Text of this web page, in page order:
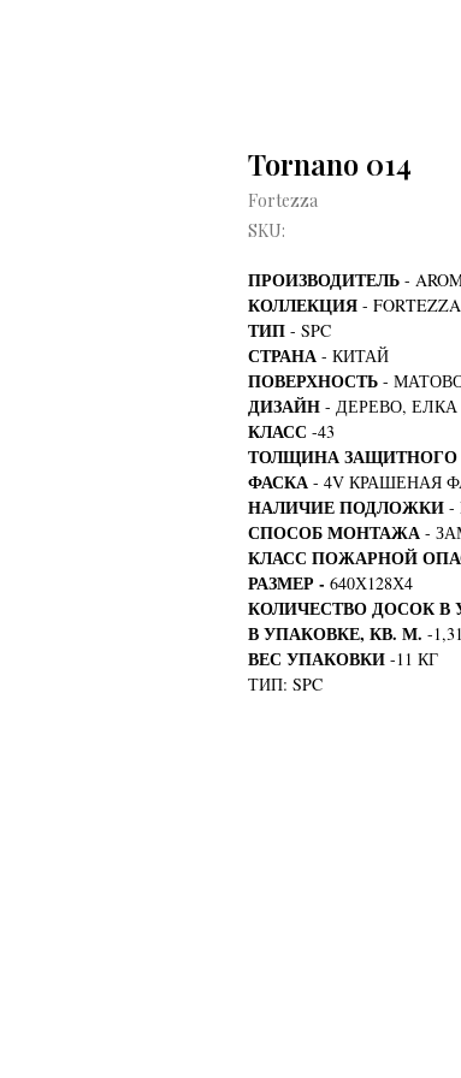
Tornano 014
Fortezza
SKU:
ПРОИЗВОДИТЕЛЬ -
КОЛЛЕКЦИЯ - FORTEZZA
ТИП - SPC
СТРАНА - КИТАЙ
ПОВЕРХНОСТЬ -
ДИЗАЙН - ДЕРЕВО, ЕЛКА
КЛАСС -43
ТОЛЩИНА ЗАЩИТНОГО
ФАСКА - 4V КРАШЕНАЯ
НАЛИЧИЕ ПОДЛОЖКИ -
СПОСОБ МОНТАЖА -
КЛАСС ПОЖАРНОЙ
РАЗМЕР - 640Х128Х4
КОЛИЧЕСТВО ДОСОК В
В УПАКОВКЕ, КВ. М. -1,31
ВЕС УПАКОВКИ -11 КГ
ТИП: SPC